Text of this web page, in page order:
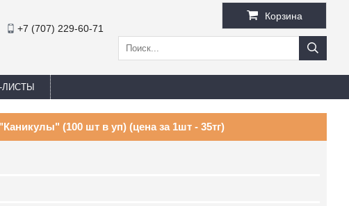
+7 (707) 229-60-71
Корзина
ЛИСТЫ
(100 шт в уп) (цена за 1шт - 35тг)